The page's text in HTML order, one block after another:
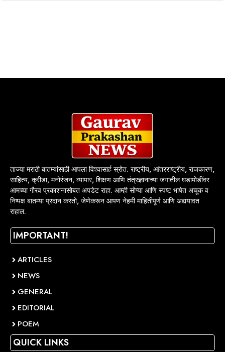
ताज्या मराठी बातम्यांसाठी आपला विश्वासार्ह स्रोत. राष्ट्रीय, आंतरराष्ट्रीय, राजकारण,
साहित्य, क्रीडा, मनोरंजन, व्यापार, शिक्षण आणि तंत्रज्ञानाच्या जगातील घडामोडींवर
आमच्या गौरव प्रकाशनासोबत अपडेट राहा. आम्ही सोप्या आणि स्पष्ट भाषेत अचूक व
निष्पक्ष बातम्या प्रदान करतो, जेणेकरून आपण नेहमी माहितीपूर्ण आणि अद्ययावत
राहाल.
IMPORTANT!
ARTICLES
NEWS
GENERAL
EDITORIAL
POEM
QUICK LINKS